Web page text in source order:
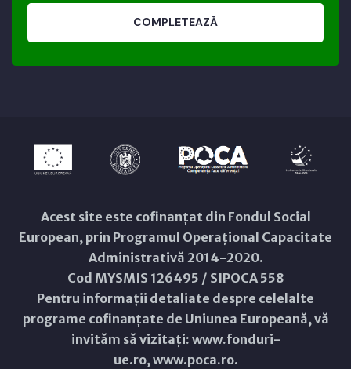
COMPLETEAZĂ
Acest site este cofinanțat din Fondul Social
European, prin Programul Operațional Capacitate
Administrativă 2014-2020.
Cod MYSMIS 126495 / SIPOCA 558
Pentru informații detaliate despre celelalte
programe cofinanțate de Uniunea Europeană, vă
invităm să vizitați: www.fonduri-
ue.ro,www.poca.ro.